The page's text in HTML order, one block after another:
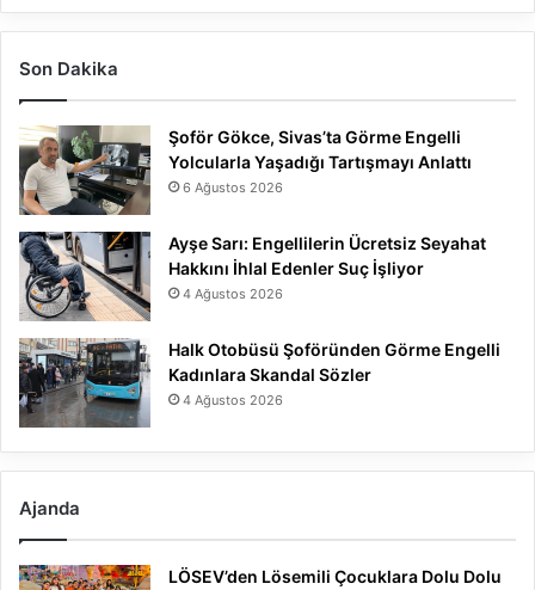
Son Dakika
Şoför Gökce, Sivas’ta Görme Engelli
Yolcularla Yaşadığı Tartışmayı Anlattı
6 Ağustos 2026
Ayşe Sarı: Engellilerin Ücretsiz Seyahat
Hakkını İhlal Edenler Suç İşliyor
4 Ağustos 2026
Halk Otobüsü Şoföründen Görme Engelli
Kadınlara Skandal Sözler
4 Ağustos 2026
Ajanda
LÖSEV’den Lösemili Çocuklara Dolu Dolu